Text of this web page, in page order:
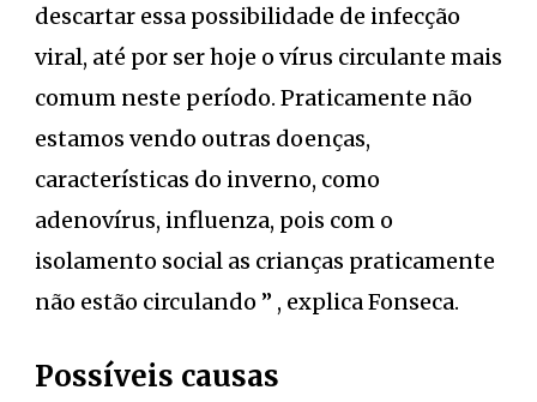
descartar essa possibilidade de infecção
viral, até por ser hoje o vírus circulante mais
comum neste período. Praticamente não
estamos vendo outras doenças,
características do inverno, como
adenovírus, influenza, pois com o
isolamento social as crianças praticamente
não estão circulando ” , explica Fonseca.
Possíveis causas